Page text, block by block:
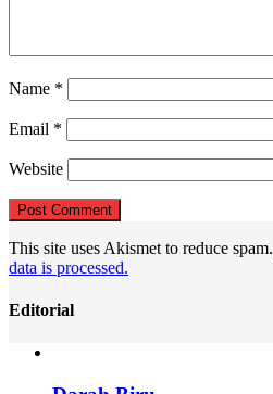
Name *
Email *
Website
This site uses Akismet to reduce spam.
data is processed.
Editorial